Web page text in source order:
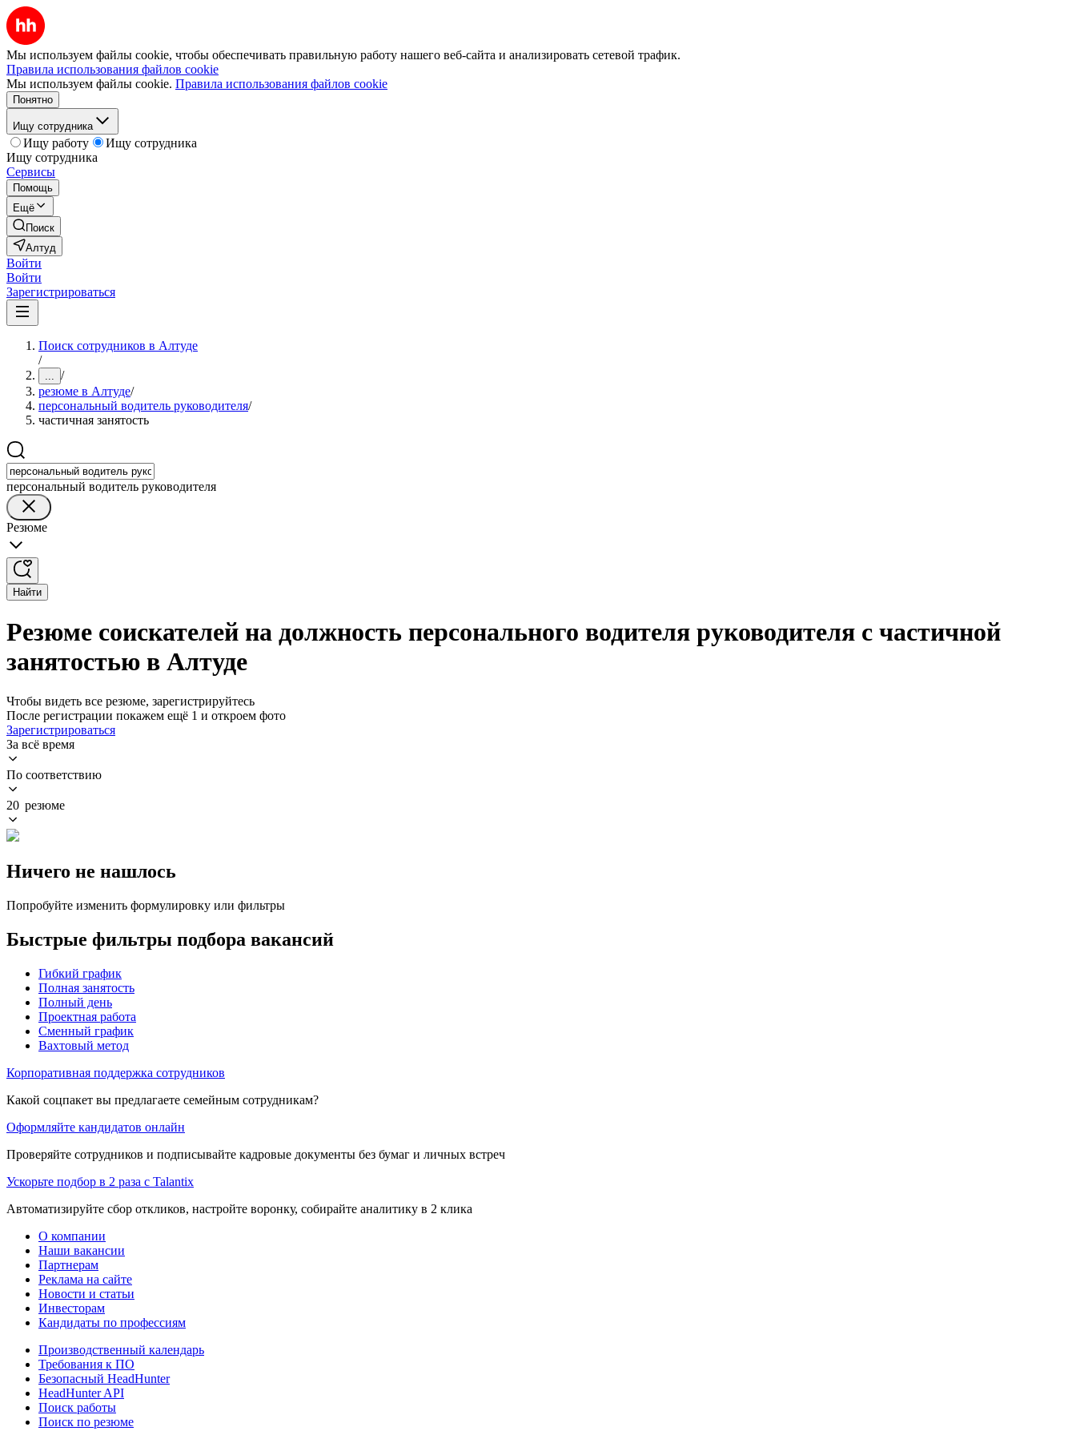
Мы используем файлы cookie, чтобы обеспечивать правильную работу нашего веб-сайта и анализировать сетевой трафик.
Правила использования файлов cookie
Мы используем файлы cookie. Правила использования файлов cookie
Понятно
Ищу сотрудника
Ищу работу
Ищу сотрудника
Ищу сотрудника
Сервисы
Помощь
Ещё
Поиск
Алтуд
Войти
Войти
Зарегистрироваться
Поиск сотрудников в Алтуде
/
... /
резюме в Алтуде/
персональный водитель руководителя/
частичная занятость
персональный водитель руководителя
Резюме
Найти
Резюме соискателей на должность персонального водителя руководителя с частичной
занятостью в Алтуде
Чтобы видеть все резюме, зарегистрируйтесь
После регистрации покажем ещё 1 и откроем фото
Зарегистрироваться
За всё время
По соответствию
20 резюме
Ничего не нашлось
Попробуйте изменить формулировку или фильтры
Быстрые фильтры подбора вакансий
Гибкий график
Полная занятость
Полный день
Проектная работа
Сменный график
Вахтовый метод
Корпоративная поддержка сотрудников
Какой соцпакет вы предлагаете семейным сотрудникам?
Оформляйте кандидатов онлайн
Проверяйте сотрудников и подписывайте кадровые документы без бумаг и личных встреч
Ускорьте подбор в 2 раза с Talantix
Автоматизируйте сбор откликов, настройте воронку, собирайте аналитику в 2 клика
О компании
Наши вакансии
Партнерам
Реклама на сайте
Новости и статьи
Инвесторам
Кандидаты по профессиям
Производственный календарь
Требования к ПО
Безопасный HeadHunter
HeadHunter API
Поиск работы
Поиск по резюме